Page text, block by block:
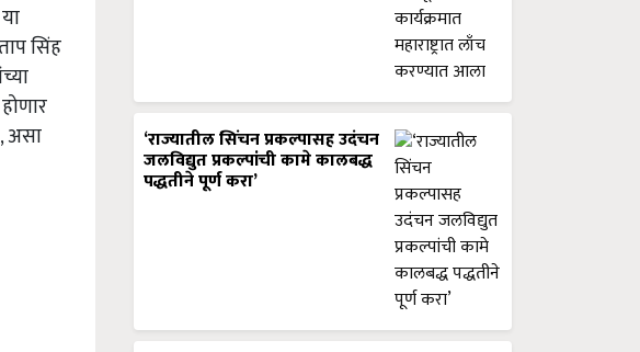
सिंह
असा
‘राज्यातील सिंचन प्रकल्पासह उदंचन
जलविद्युत प्रकल्पांची कामे कालबद्ध
पद्धतीने पूर्ण करा’